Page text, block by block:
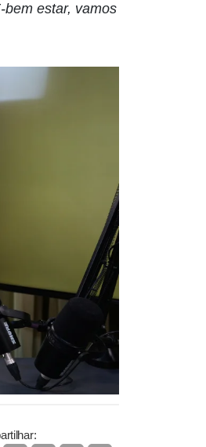
estar, vamos